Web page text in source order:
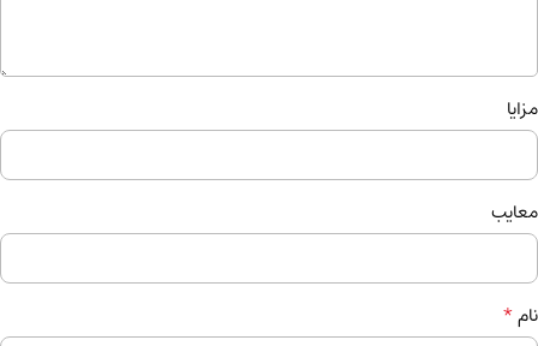
مزایا
معایب
نام*